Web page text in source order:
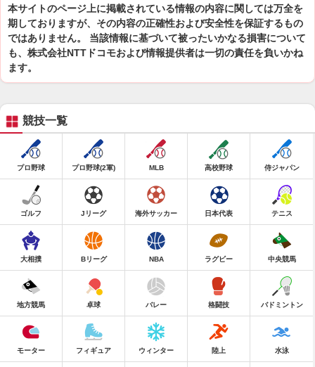
本サイトのページ上に掲載されている情報の内容に関しては万全を
期しておりますが、その内容の正確性および安全性を保証するもの
ではありません。 当該情報に基づいて被ったいかなる損害について
も、株式会社NTTドコモおよび情報提供者は一切の責任を負いかね
ます。
競技一覧
プロ野球 プロ野球(2軍) MLB 高校野球 侍ジャパン
ゴルフ Jリーグ 海外サッカー 日本代表 テニス
大相撲 Bリーグ NBA ラグビー 中央競馬
地方競馬 卓球 バレー 格闘技 バドミントン
モーター フィギュア ウィンター 陸上 水泳